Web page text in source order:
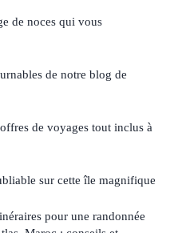
de noces qui vous
de notre blog de
de voyages tout inclus à
sur cette île magnifique
pour une randonnée